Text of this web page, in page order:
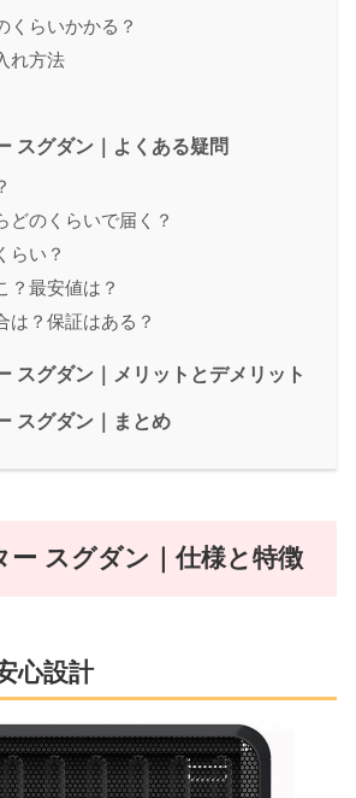
くらいかかる？
れ方法
スグダン｜よくある疑問
どのくらいで届く？
らい？
？最安値は？
は？保証はある？
スグダン｜メリットとデメリット
スグダン｜まとめ
ー スグダン｜仕様と特徴
心設計